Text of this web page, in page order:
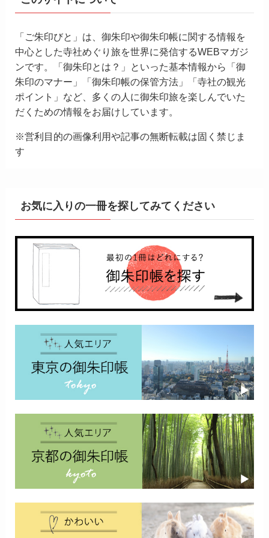
「ご朱印びと」は、御朱印や御朱印帳に関する情報を
中心とした寺社めぐり旅を世界に発信するWEBマガジ
ンです。「御朱印とは？」といった基本情報から「御
朱印のマナー」「御朱印帳の保管方法」「寺社の観光
ポイント」など、多くの人に御朱印旅を楽しんでいた
だくための情報をお届けしています。
※営利目的の画像利用や記事の無断転載は固く禁じま
す
お気に入りの一冊を探してみてください